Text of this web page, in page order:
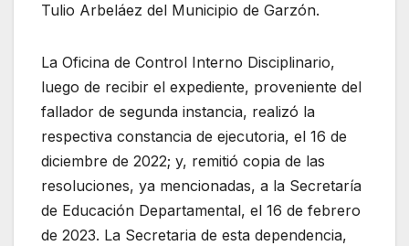
Tulio Arbeláez del Municipio de Garzón.
La Oficina de Control Interno Disciplinario,
luego de recibir el expediente, proveniente del
fallador de segunda instancia, realizó la
respectiva constancia de ejecutoria, el 16 de
diciembre de 2022; y, remitió copia de las
resoluciones, ya mencionadas, a la Secretaría
de Educación Departamental, el 16 de febrero
de 2023. La Secretaria de esta dependencia,